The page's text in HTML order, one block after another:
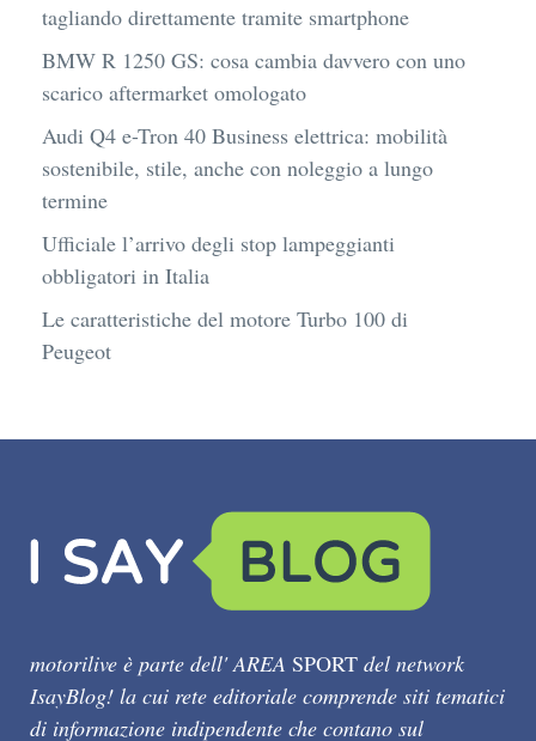
tagliando direttamente tramite smartphone
BMW R 1250 GS: cosa cambia davvero con uno
scarico aftermarket omologato
Audi Q4 e-Tron 40 Business elettrica: mobilità
sostenibile, stile, anche con noleggio a lungo
termine
Ufficiale l’arrivo degli stop lampeggianti
obbligatori in Italia
Le caratteristiche del motore Turbo 100 di
Peugeot
motorilive è parte dell' AREA SPORT del network
IsayBlog! la cui rete editoriale comprende siti tematici
di informazione indipendente che contano sul